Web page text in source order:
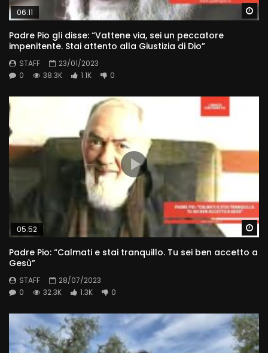
06:11
Padre Pio gli disse: “Vattene via, sei un peccatore
impenitente. Stai attento alla Giustizia di Dio”
STAFF
23/01/2023
0
38.3K 1.1K 0
05:52
Padre Pio: “Calmati e stai tranquillo. Tu sei ben accetto a
Gesù”
STAFF
28/07/2023
0
32.3K 1.3K 0